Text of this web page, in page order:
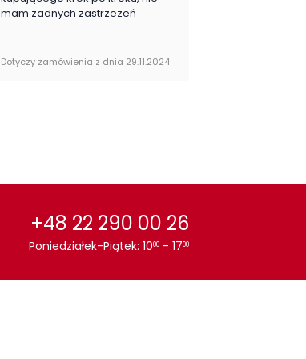
mam żadnych zastrzeżeń
Dotyczy zamówienia z dnia 29.11.2024
+48 22 290 00 26
Poniedziałek-Piątek: 1000 - 1700